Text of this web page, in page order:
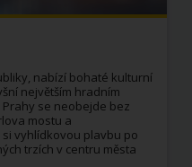
nabízí bohaté kulturní
největším hradním
se neobejde bez
mostu a
vyhlídkovou plavbu po
trzích v centru města